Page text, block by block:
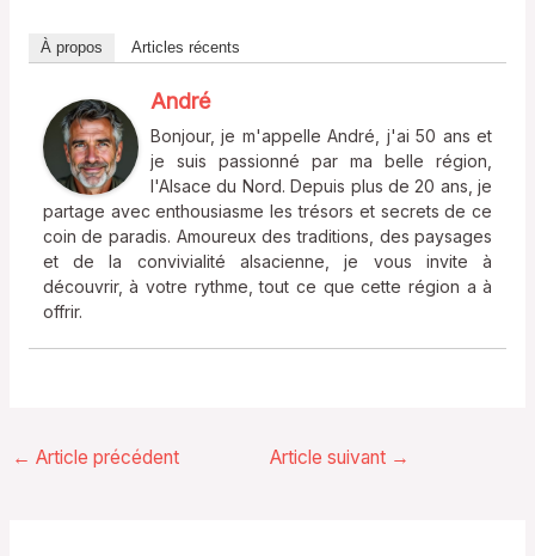
À propos Articles récents
André
Bonjour, je m'appelle André, j'ai 50 ans et
je suis passionné par ma belle région,
l'Alsace du Nord. Depuis plus de 20 ans, je
partage avec enthousiasme les trésors et secrets de ce
coin de paradis. Amoureux des traditions, des paysages
et de la convivialité alsacienne, je vous invite à
découvrir, à votre rythme, tout ce que cette région a à
offrir.
← Article précédent Article suivant →